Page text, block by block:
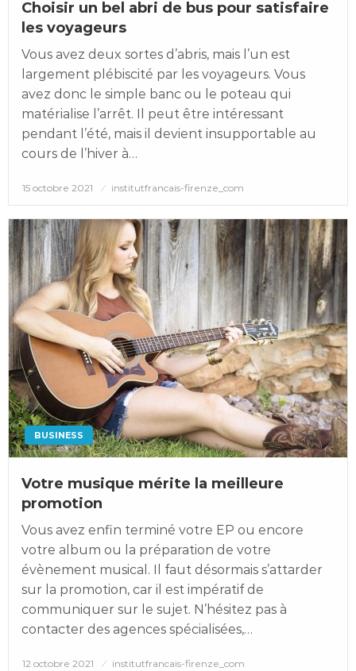
Choisir un bel abri de bus pour satisfaire
les voyageurs
Vous avez deux sortes d’abris, mais l’un est
largement plébiscité par les voyageurs. Vous
avez donc le simple banc ou le poteau qui
matérialise l’arrêt. Il peut être intéressant
pendant l’été, mais il devient insupportable au
cours de l’hiver à…
Posted
15 octobre 2021 institutfrancais-firenze_com
BUSINESS
Votre musique mérite la meilleure
promotion
Vous avez enfin terminé votre EP ou encore
votre album ou la préparation de votre
évènement musical. Il faut désormais s’attarder
sur la promotion, car il est impératif de
communiquer sur le sujet. N’hésitez pas à
contacter des agences spécialisées,…
Posted
12 octobre 2021 institutfrancais-firenze_com